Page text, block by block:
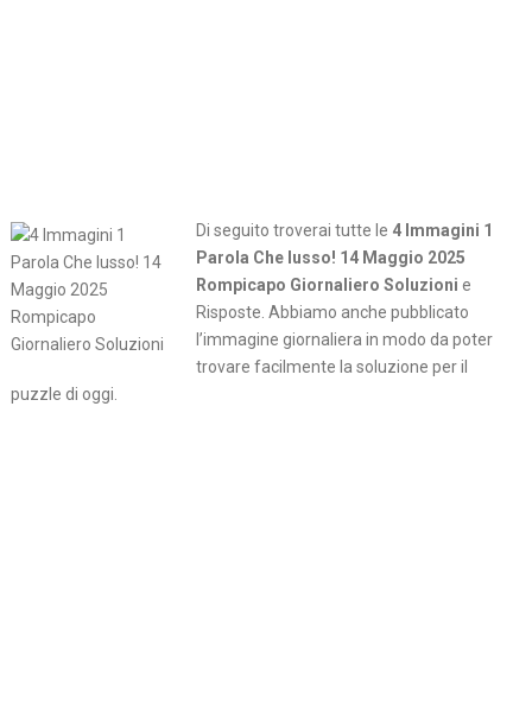
Di seguito troverai tutte le 4 Immagini 1
Parola Che lusso! 14 Maggio 2025
Rompicapo Giornaliero Soluzioni e
Risposte. Abbiamo anche pubblicato
l’immagine giornaliera in modo da poter
trovare facilmente la soluzione per il
puzzle di oggi.